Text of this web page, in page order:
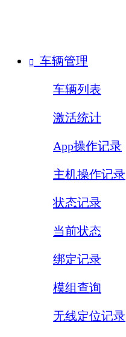
 车辆管理
车辆列表
激活统计
App操作记录
主机操作记录
状态记录
当前状态
绑定记录
模组查询
无线定位记录